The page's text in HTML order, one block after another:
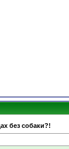
без собаки?!